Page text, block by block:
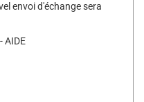
envoi d'échange sera
AIDE